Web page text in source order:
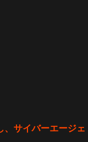
、サイバーエージェ